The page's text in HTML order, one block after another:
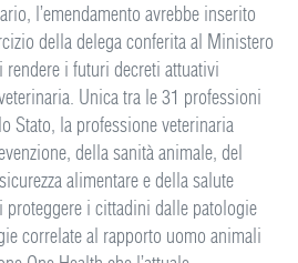
l’emendamento avrebbe inserito
della delega conferita al Ministero
i futuri decreti attuativi
Unica tra le 31 professioni
Stato, la professione veterinaria
della sanità animale, del
alimentare e della salute
i cittadini dalle patologie
correlate al rapporto uomo animali